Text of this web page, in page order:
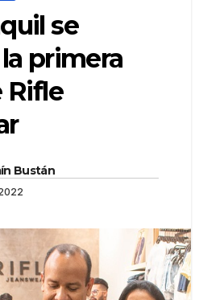
se
primera
Rifle
Bustán